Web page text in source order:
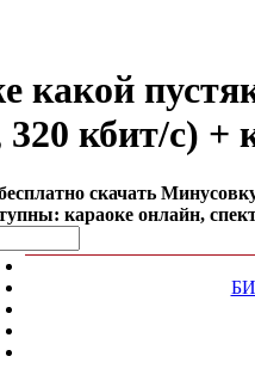
какой
кбит/с) +
cкачать
караоке онлайн,